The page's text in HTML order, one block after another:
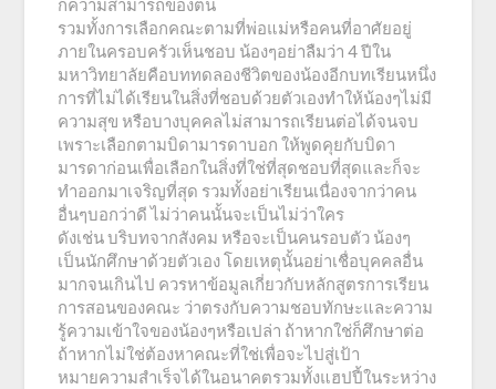
ก็ความสามารถของตน
รวมทั้งการเลือกคณะตามที่พ่อแม่หรือคนที่อาศัยอยู่
ภายในครอบครัวเห็นชอบ น้องๆอย่าลืมว่า 4 ปีใน
มหาวิทยาลัยคือบททดลองชีวิตของน้องอีกบทเรียนหนึ่ง
การที่ไม่ได้เรียนในสิ่งที่ชอบด้วยตัวเองทำให้น้องๆไม่มี
ความสุข หรือบางบุคคลไม่สามารถเรียนต่อได้จนจบ
เพราะเลือกตามบิดามารดาบอก ให้พูดคุยกับบิดา
มารดาก่อนเพื่อเลือกในสิ่งที่ใช่ที่สุดชอบที่สุดและก็จะ
ทำออกมาเจริญที่สุด รวมทั้งอย่าเรียนเนื่องจากว่าคน
อื่นๆบอกว่าดี ไม่ว่าคนนั้นจะเป็นไม่ว่าใคร
ดังเช่น บริบทจากสังคม หรือจะเป็นคนรอบตัว น้องๆ
เป็นนักศึกษาด้วยตัวเอง โดยเหตุนั้นอย่าเชื่อบุคคลอื่น
มากจนเกินไป ควรหาข้อมูลเกี่ยวกับหลักสูตรการเรียน
การสอนของคณะ ว่าตรงกับความชอบทักษะและความ
รู้ความเข้าใจของน้องๆหรือเปล่า ถ้าหากใช่ก็ศึกษาต่อ
ถ้าหากไม่ใช่ต้องหาคณะที่ใช่เพื่อจะไปสู่เป้า
หมายความสำเร็จได้ในอนาคตรวมทั้งแฮปปี้ในระหว่าง